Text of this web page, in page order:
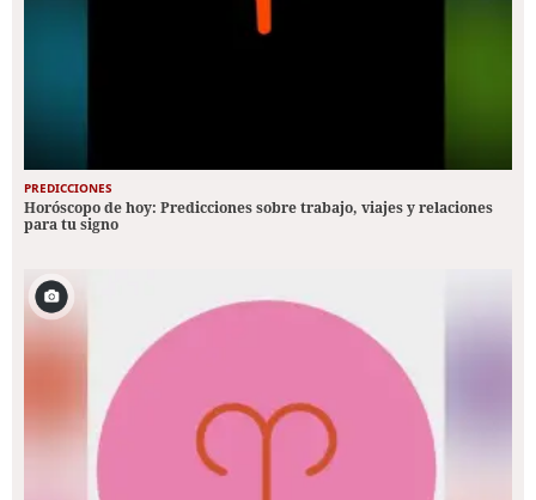
PREDICCIONES
Horóscopo de hoy: Predicciones sobre trabajo, viajes y relaciones
para tu signo